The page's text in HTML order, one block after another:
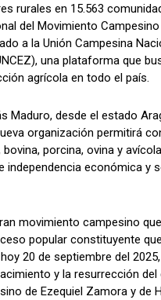
rurales en 15.563
del Movimiento
a la Unión Campesina
una plataforma que
agrícola en todo el país.
Maduro, desde el estado
organización permitirá
porcina, ovina y
independencia económica y
movimiento campesino
popular constituyente
20 de septiembre del
y la resurrección del
de Ezequiel Zamora y de